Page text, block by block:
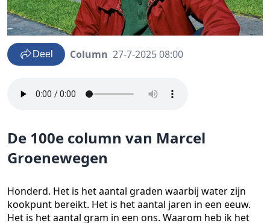
Deel Column 27-7-2025 08:00
De 100e column van Marcel
Groenewegen
Honderd. Het is het aantal graden waarbij water zijn
kookpunt bereikt. Het is het aantal jaren in een eeuw.
Het is het aantal gram in een ons. Waarom heb ik het